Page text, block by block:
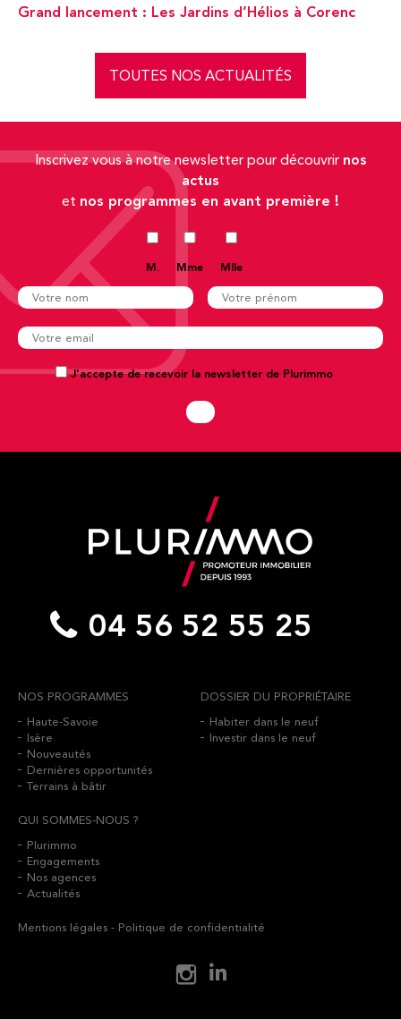
Grand lancement : Les Jardins d’Hélios à Corenc
TOUTES NOS ACTUALITÉS
Inscrivez vous à notre newsletter pour découvrir nos
actus
et nos programmes en avant première !
M. Mme Mlle
J'accepte de recevoir la newsletter de Plurimmo
04 56 52 55 25
NOS PROGRAMMES
Haute-Savoie
Isère
Nouveautés
Dernières opportunités
Terrains à bâtir
DOSSIER DU PROPRIÉTAIRE
Habiter dans le neuf
Investir dans le neuf
QUI SOMMES-NOUS ?
Plurimmo
Engagements
Nos agences
Actualités
Mentions légales - Politique de confidentialité